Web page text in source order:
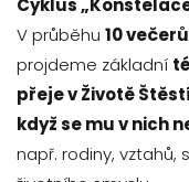
Cyklus
V průběhu 10 večerů
projdeme základní
přeje v Životě
když se mu v nich
např. rodiny, vztahů,